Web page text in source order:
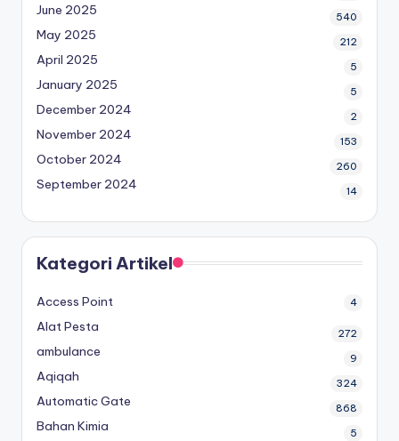
June 2025 540
May 2025 212
April 2025 5
January 2025 5
December 2024 2
November 2024 153
October 2024 260
September 2024 14
Kategori Artikel
Access Point 4
Alat Pesta 272
ambulance 9
Aqiqah 324
Automatic Gate 868
Bahan Kimia 5